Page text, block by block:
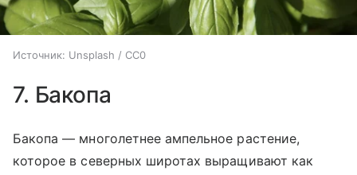
Источник: Unsplash / CC0
7. Бакопа
Бакопа — многолетнее ампельное растение,
которое в северных широтах выращивают как